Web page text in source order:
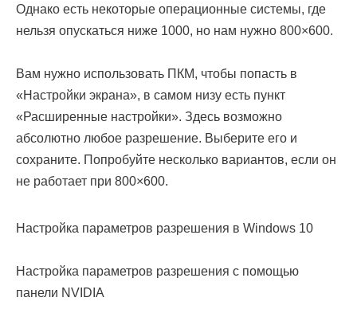
Однако есть некоторые операционные системы, где
нельзя опускаться ниже 1000, но нам нужно 800×600.
Вам нужно использовать ПКМ, чтобы попасть в
«Настройки экрана», в самом низу есть пункт
«Расширенные настройки». Здесь возможно
абсолютно любое разрешение. Выберите его и
сохраните. Попробуйте несколько вариантов, если он
не работает при 800×600.
Настройка параметров разрешения в Windows 10
Настройка параметров разрешения с помощью
панели NVIDIA